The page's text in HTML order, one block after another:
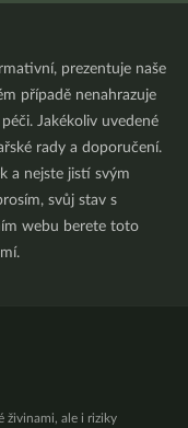
prezentuje naše
případě nenahrazuje
Jakékoliv uvedené
rady a doporučení.
a nejste jistí svým
svůj stav s
webu berete toto
živinami, ale i riziky